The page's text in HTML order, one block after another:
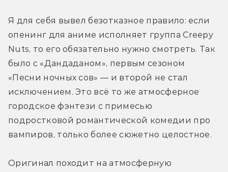
Я для себя вывел безотказное правило: если
опенинг для аниме исполняет группа Creepy
Nuts, то его обязательно нужно смотреть. Так
было с «Дандаданом», первым сезоном
«Песни ночных сов» — и второй не стал
исключением. Это всё то же атмосферное
городское фэнтези с примесью
подростковой романтической комедии про
вампиров, только более сюжетно целостное.
Оригинал походит на атмосферную